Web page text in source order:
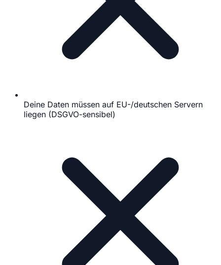
Deine Daten müssen auf EU-/deutschen Servern
liegen (DSGVO-sensibel)